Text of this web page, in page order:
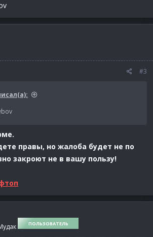
#3
правы, но жалоба будет не по
закроют не в вашу пользу!
ПОЛЬЗОВАТЕЛЬ